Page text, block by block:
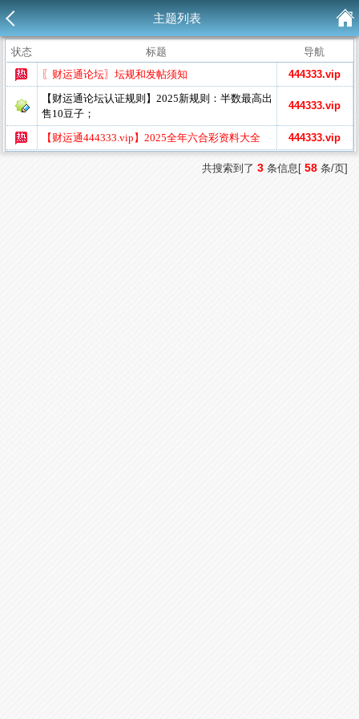
主题列表
状态 标题
导航
〖财运通论坛〗坛规和发帖须知
444333.vip
【财运通论坛认证规则】2025新规则：半数最高出
售10豆子；
444333.vip
【财运通444333.vip】2025全年六合彩资料大全 444333.vip
共搜索到了 3条信息[ 58条/页]